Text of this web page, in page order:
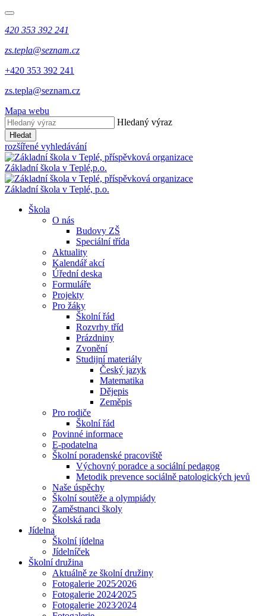
420 353 392 241
zs.tepla@seznam.cz
+420 353 392 241
zs.tepla@seznam.cz
Mapa webu
Hledaný výraz
Hledat
rozšířené vyhledávání
Základní škola v Teplé,p.o.
Základní škola v Teplé, p.o.
Škola
O nás
Budovy ZŠ
Speciální třída
Aktuality
Kalendář akcí
Úřední deska
Formuláře
Projekty
Pro žáky
Školní řád
Rozvrhy tříd
Prázdniny
Zvonění
Studijní materiály
Český jazyk
Matematika
Dějepis
Zeměpis
Pro rodiče
Školní řád
Povinné informace
E-podatelna
Školní poradenské pracoviště
Výchovný poradce a sociální pedagog
Metodik prevence sociálně patologických jevů
Naše úspěchy
Školní soutěže a olympiády
Zaměstnanci školy
Školská rada
Jídelna
Školní jídelna
Jídelníček
Školní družina
Aktuálně ze školní družiny
Fotogalerie 2025⁄2026
Fotogalerie 2024⁄2025
Fotogalerie 2023⁄2024